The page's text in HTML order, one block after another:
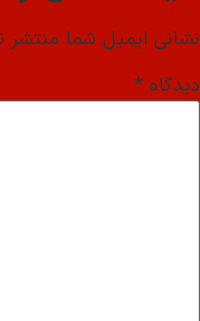
نشانی ایمیل شما منتشر
دیدگاه *